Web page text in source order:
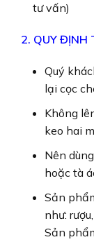
tư vấn)
2. QUY ĐỊNH
Quý
lại cọc
Không
keo hai
Nên
hoặc tà
Sản
như:
Sản